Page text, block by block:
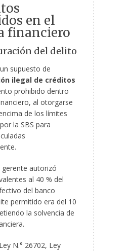
en el
financiero
del delito
supuesto de
ilegal de créditos
prohibido dentro
al otorgarse
de los límites
la SBS para
gerente autorizó
al 40 % del
del banco
permitido era del 10
la solvencia de
Ley N.° 26702, Ley